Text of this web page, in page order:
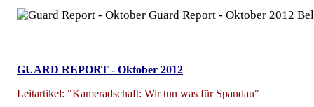
Guard Report - Oktober 2012
GUARD REPORT - Oktober 2012
Leitartikel: "Kameradschaft: Wir tun was für Spandau"